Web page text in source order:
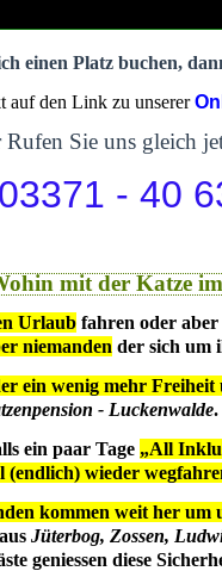
einen Platz buchen,
auf den Link zu unserer
Rufen Sie uns gleich
03371 - 40
mit der Katze
Urlaubfahren oder aber
niemanden der sich um
ein wenig mehr
- Luckenwalde.
ein paar Tage „All
(endlich) wieder
kommen weit her um
Jüterbog, Zossen,
geniessen diese